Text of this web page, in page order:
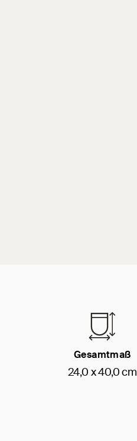
Gesamtmaß
24,0 x 40,0 cm